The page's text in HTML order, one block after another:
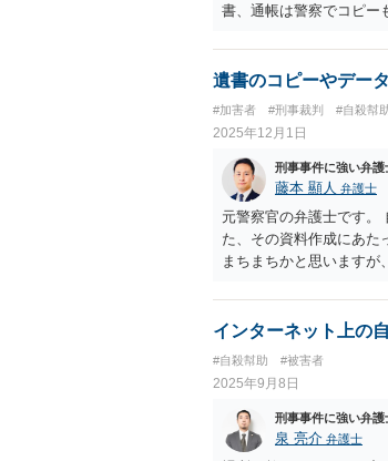
書、通帳は警察でコピー
→警察次第ですが、全ペ
遺書のコピーやデー
#加害者 #刑事裁判 #自殺幇
2025年12月1日
刑事事件に強い弁護
藤本 顯人 弁護士
元警察官の弁護士です。
た、その資料作成にあた
まちまちかと思います
インターネット上の
#自殺幇助 #被害者
2025年9月8日
刑事事件に強い弁護
泉 亮介 弁護士